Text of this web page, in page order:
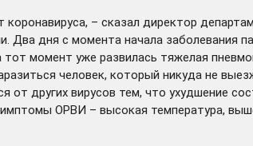
– сказал директор
Два дня с момента начала заболевания
момент уже развилась тяжелая
человек, который никуда не
других вирусов тем, что ухудшение
ОРВИ – высокая температура,